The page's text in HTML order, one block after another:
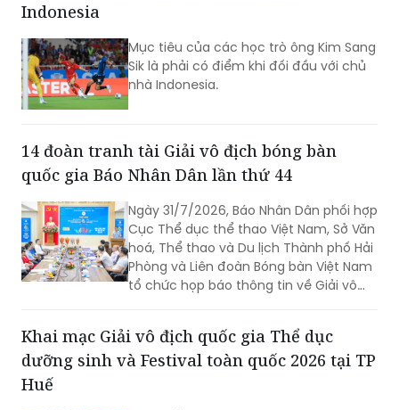
Indonesia
Mục tiêu của các học trò ông Kim Sang
Sik là phải có điểm khi đối đầu với chủ
nhà Indonesia.
14 đoàn tranh tài Giải vô địch bóng bàn
quốc gia Báo Nhân Dân lần thứ 44
Ngày 31/7/2026, Báo Nhân Dân phối hợp
Cục Thể dục thể thao Việt Nam, Sở Văn
hoá, Thể thao và Du lịch Thành phố Hải
Phòng và Liên đoàn Bóng bàn Việt Nam
tổ chức họp báo thông tin về Giải vô
năm 2026.
Khai mạc Giải vô địch quốc gia Thể dục
dưỡng sinh và Festival toàn quốc 2026 tại TP
Huế